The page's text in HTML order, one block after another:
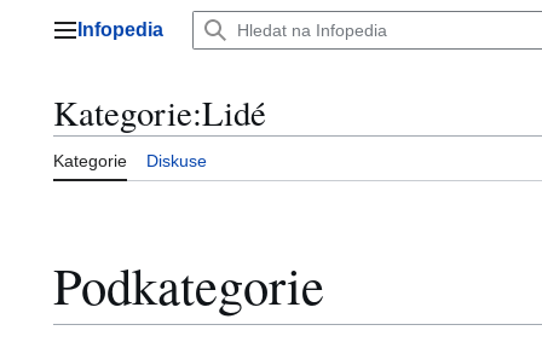
Hlavní menu
Infopedia
Kategorie:Lidé
Kategorie Diskuse
Podkategorie